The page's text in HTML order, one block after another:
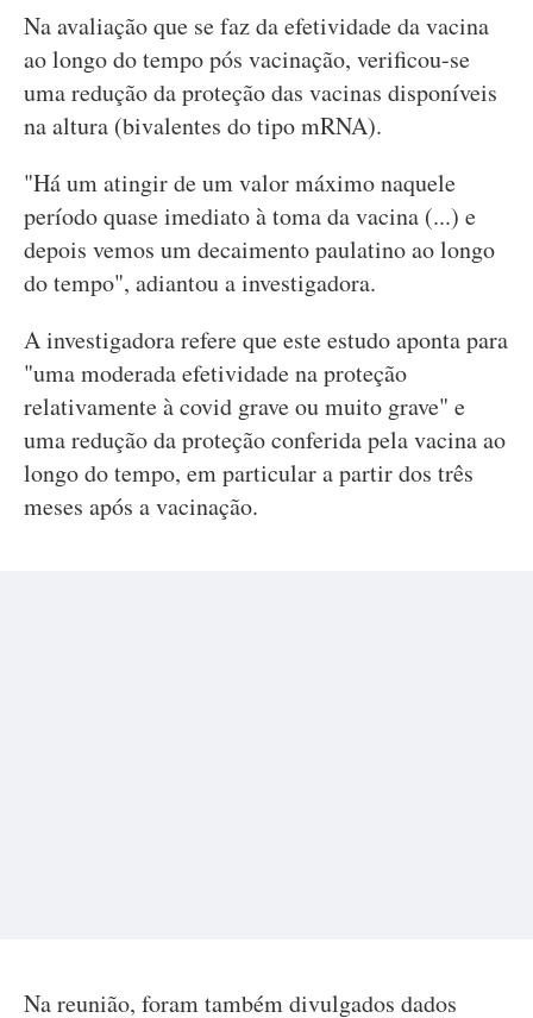
Na avaliação que se faz da efetividade da vacina
ao longo do tempo pós vacinação, verificou-se
uma redução da proteção das vacinas disponíveis
na altura (bivalentes do tipo mRNA).
"Há um atingir de um valor máximo naquele
período quase imediato à toma da vacina (...) e
depois vemos um decaimento paulatino ao longo
do tempo", adiantou a investigadora.
A investigadora refere que este estudo aponta para
"uma moderada efetividade na proteção
relativamente à covid grave ou muito grave" e
uma redução da proteção conferida pela vacina ao
longo do tempo, em particular a partir dos três
meses após a vacinação.
Na reunião, foram também divulgados dados